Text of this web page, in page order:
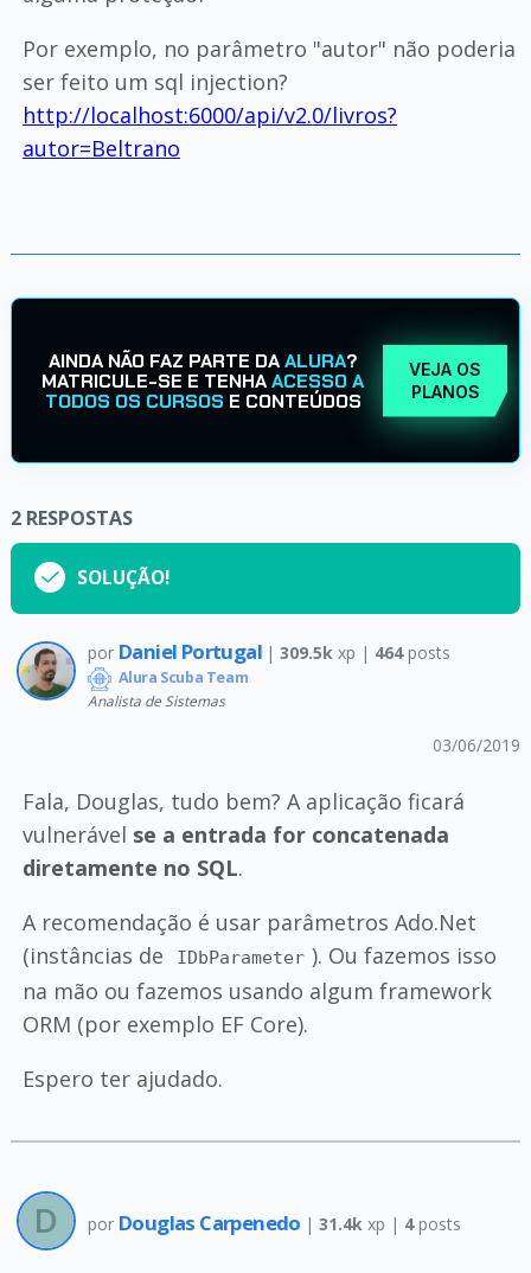
Por exemplo, no parâmetro "autor" não poderia
ser feito um sql injection?
http://localhost:6000/api/v2.0/livros?
autor=Beltrano
AINDA NÃO FAZ PARTE DAALURA?
MATRICULE-SE E TENHAACESSO A
TODOS OS CURSOS E CONTEÚDOS
VEJA OS
PLANOS
2 RESPOSTAS
SOLUÇÃO!
por Daniel Portugal |309.5k xp | 464posts
Alura Scuba Team
Analista de Sistemas
03/06/2019
Fala, Douglas, tudo bem? A aplicação ficará
vulnerável se a entrada for concatenada
diretamente no SQL.
A recomendação é usar parâmetros Ado.Net
(instâncias de
IDbParameter ). Ou fazemos isso
na mão ou fazemos usando algum framework
ORM (por exemplo EF Core).
Espero ter ajudado.
por Douglas Carpenedo |31.4k xp | 4posts